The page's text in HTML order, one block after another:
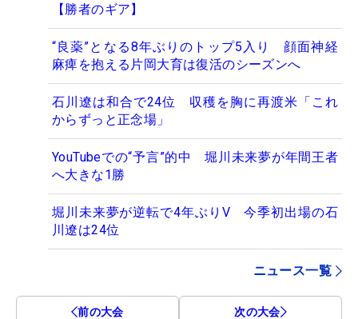
【勝者のギア】
“良薬”となる8年ぶりのトップ5入り 顔面神経
麻痺を抱える片岡大育は復活のシーズンへ
石川遼は和合で24位 収穫を胸に再渡米「これ
からずっと正念場」
YouTubeでの“予言”的中 堀川未来夢が年間王者
へ大きな1勝
堀川未来夢が逆転で4年ぶりV 今季初出場の石
川遼は24位
ニュース一覧
前の大会 次の大会